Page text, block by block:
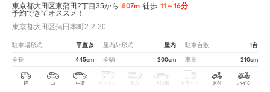
東京都大田区東蒲田2丁目35から 807m 徒歩 11～16分
予約できてオススメ！
東京都大田区蒲田本町2-2-20
駐車場形式 平置き 屋内外形式 屋内 駐車台数 1台
全長 445cm 全幅 200cm 車高 210cm
軽 コ 中型 ボックス SUV 大型車 トラック 原付 バイク